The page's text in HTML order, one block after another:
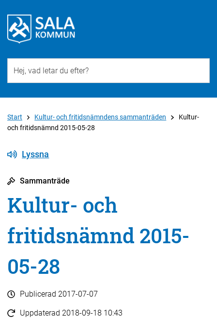
Start Kultur- och fritidsnämndens sammanträden
Kultur-
och fritidsnämnd 2015-05-28
Lyssna
Sammanträde
Kultur- och
fritidsnämnd 2015-
05-28
Publicerad 2017-07-07
Uppdaterad 2018-09-18 10:43